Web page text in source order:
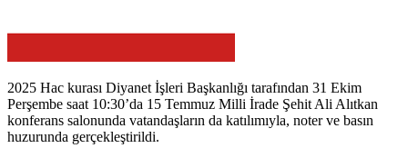
2025 Hac kurası Diyanet İşleri Başkanlığı tarafından 31 Ekim
Perşembe saat 10:30’da 15 Temmuz Milli İrade Şehit Ali Alıtkan
konferans salonunda vatandaşların da katılımıyla, noter ve basın
huzurunda gerçekleştirildi.